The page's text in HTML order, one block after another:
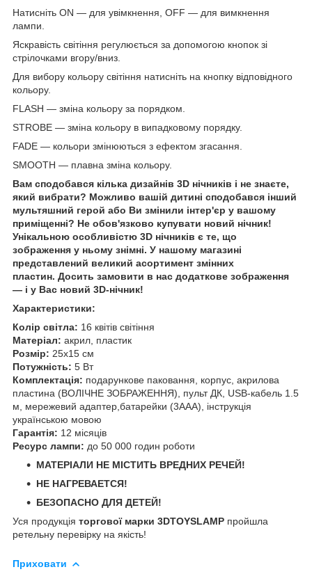
Натисніть ON — для увімкнення, OFF — для вимкнення
лампи.
Яскравість світіння регулюється за допомогою кнопок зі
стрілочками вгору/вниз.
Для вибору кольору світіння натисніть на кнопку відповідного
кольору.
FLASH — зміна кольору за порядком.
STROBE — зміна кольору в випадковому порядку.
FADE — кольори змінюються з ефектом згасання.
SMOOTH — плавна зміна кольору.
Вам сподобався кілька дизайнів 3D нічників і не знаєте,
який вибрати? Можливо вашій дитині сподобався інший
мультяшний герой або Ви змінили інтер'єр у вашому
приміщенні? Не обов'язково купувати новий нічник!
Унікальною особливістю 3D нічників є те, що
зображення у ньому знімні. У нашому магазині
представлений великий асортимент змінних
пластин. Досить замовити в нас додаткове зображення
— і у Вас новий 3D-нічник!
Характеристики:
Колір світла: 16 квітів світіння
Матеріал: акрил, пластик
Розмір: 25х15 см
Потужність: 5 Вт
Комплектація: подарункове паковання, корпус, акрилова
пластина (ВОЛІЧНЕ ЗОБРАЖЕННЯ), пульт ДК, USB-кабель 1.5
м, мережевий адаптер,батарейки (3ААА), інструкція
українською мовою
Гарантія: 12 місяців
Ресурс лампи: до 50 000 годин роботи
МАТЕРІАЛИ НЕ МІСТИТЬ ВРЕДНИХ РЕЧЕЙ!
НЕ НАГРЕВАЕТСЯ!
БЕЗОПАСНО ДЛЯ ДЕТЕЙ!
Уся продукція торгової марки 3DTOYSLAMP пройшла
ретельну перевірку на якість!
Приховати